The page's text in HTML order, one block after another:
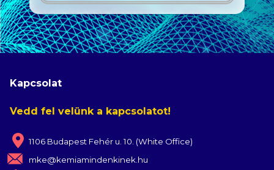
Kapcsolat
Vedd fel velünk a kapcsolatot!
1106 Budapest Fehér u. 10. (White Office)
mke@kemiamindenkinek.hu